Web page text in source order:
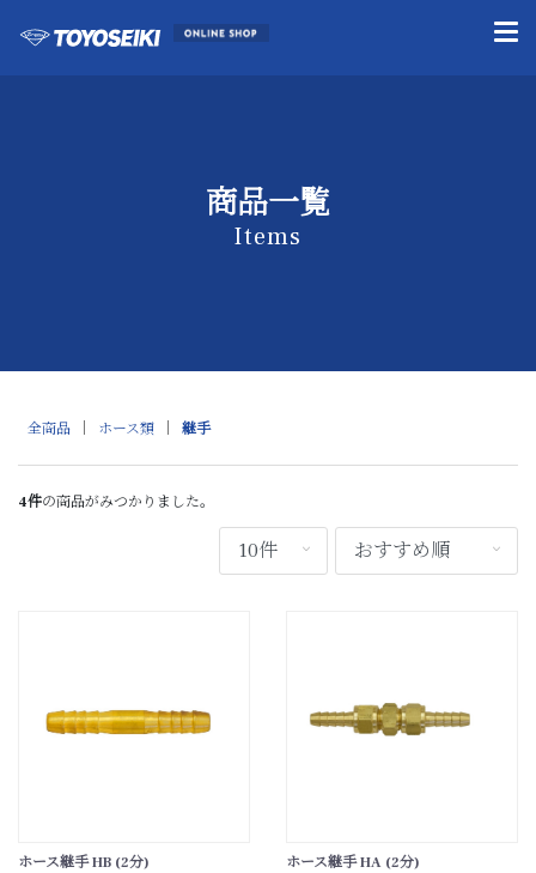
商品一覧
Items
全商品 ホース類 継手
4件の商品がみつかりました。
ホース継手 HB (2分) ホース継手 HA (2分)